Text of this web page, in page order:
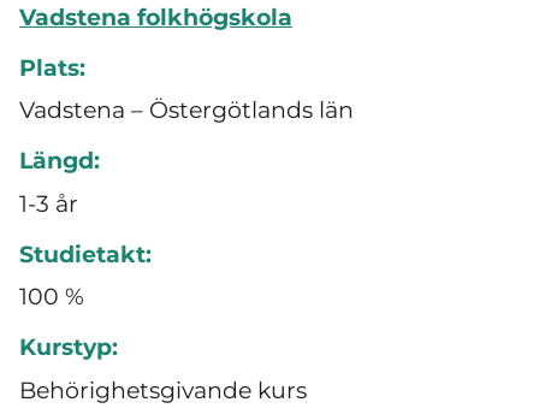
Vadstena folkhögskola
Plats:
Vadstena – Östergötlands län
Längd:
1-3 år
Studietakt:
100 %
Kurstyp:
Behörighetsgivande kurs